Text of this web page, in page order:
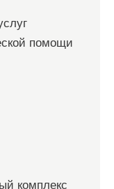
помощи
комплекс